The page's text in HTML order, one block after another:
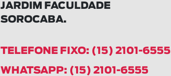
JARDIM FACULDADE
SOROCABA.
TELEFONE FIXO: (15) 2101-6555
WHATSAPP: (15) 2101-6555